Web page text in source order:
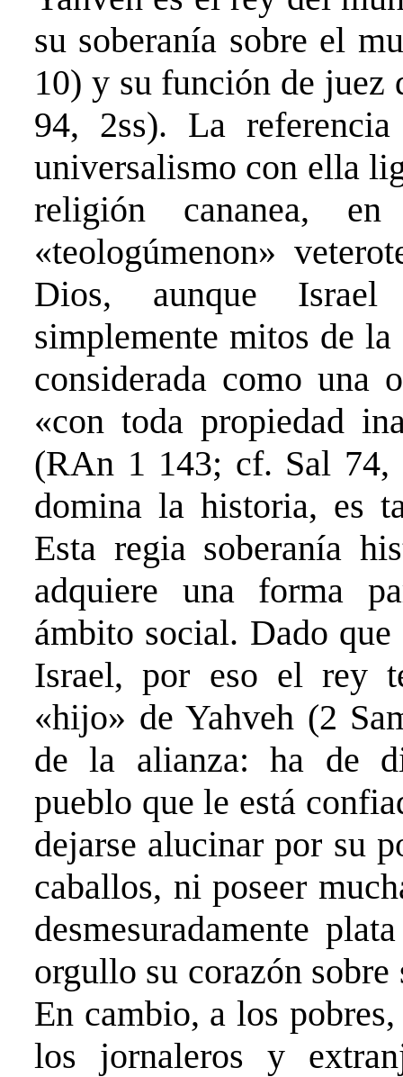
su soberanía sobre el
10) y su función de juez
94, 2ss). La
universalismo con ella
religión cananea,
«teologúmenon»
Dios, aunque
simplemente mitos de
considerada como una
«con toda propiedad
(RAn 1 143; cf. Sal 74,
domina la historia, es
Esta regia soberanía
adquiere una forma
ámbito social. Dado
Israel, por eso el rey
«hijo» de Yahveh (2
de la alianza: ha de
pueblo que le está
dejarse alucinar por su
caballos, ni poseer
desmesuradamente
orgullo su corazón
En cambio, a los
los jornaleros y